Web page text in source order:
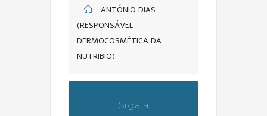
ANTÓNIO DIAS
(RESPONSÁVEL
DERMOCOSMÉTICA DA
NUTRIBIO)
Siga a